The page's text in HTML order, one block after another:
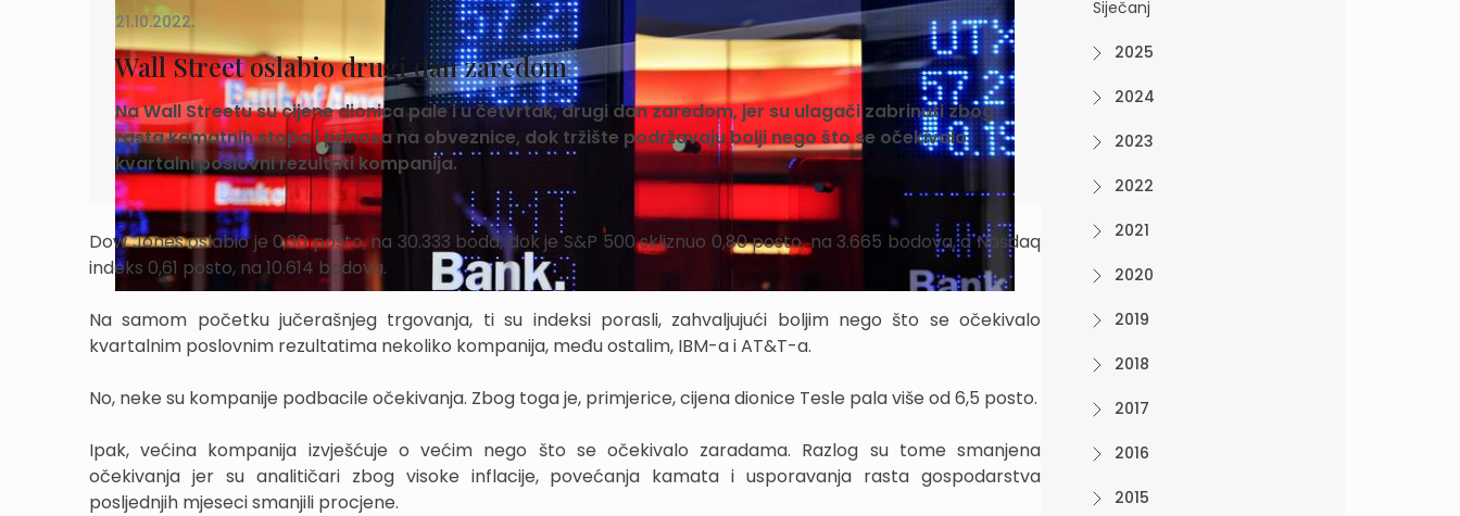
21.10.2022.
Wall Street oslabio drugi dan zaredom
Na Wall Streetu su cijene dionica pale i u četvrtak, drugi dan zaredom, jer su ulagači zabrinuti zbog
rasta kamatnih stopa i prinosa na obveznice, dok tržište podržavaju bolji nego što se očekivalo
kvartalni poslovni rezultati kompanija.
Dow Jones oslabio je 0,30 posto, na 30.333 boda, dok je S&P 500 skliznuo 0,80 posto, na 3.665 bodova, a Nasdaq
indeks 0,61 posto, na 10.614 bodova.
Na samom početku jučerašnjeg trgovanja, ti su indeksi porasli, zahvaljujući boljim nego što se očekivalo
kvartalnim poslovnim rezultatima nekoliko kompanija, među ostalim, IBM-a i AT&T-a.
No, neke su kompanije podbacile očekivanja. Zbog toga je, primjerice, cijena dionice Tesle pala više od 6,5 posto.
Ipak, većina kompanija izvješćuje o većim nego što se očekivalo zaradama. Razlog su tome smanjena
očekivanja jer su analitičari zbog visoke inflacije, povećanja kamata i usporavanja rasta gospodarstva
posljednjih mjeseci smanjili procjene.
Siječanj
2025
2024
2023
2022
2021
2020
2019
2018
2017
2016
2015